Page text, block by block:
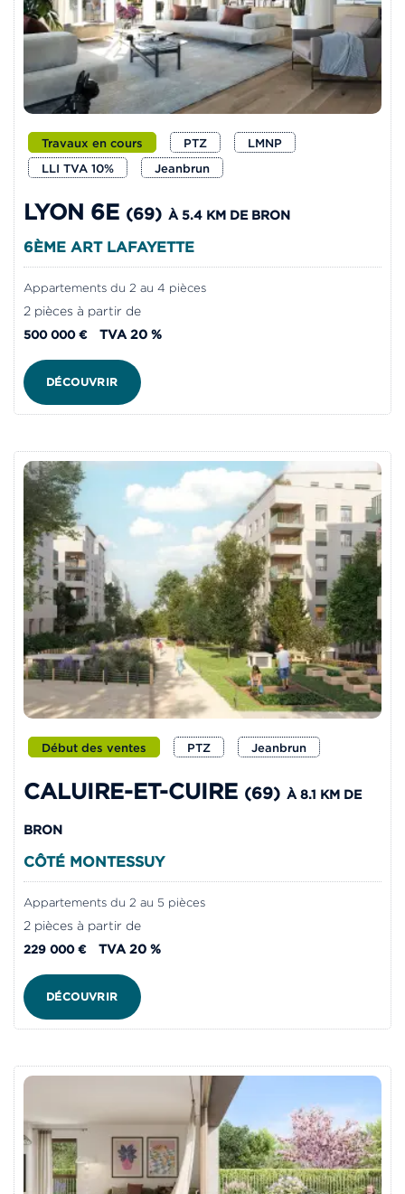
Travaux en cours PTZ
LMNP
LLI TVA 10%
Jeanbrun
LYON 6E (69) À 5.4 KM DE BRON
6ÈME ART LAFAYETTE
Appartements du 2 au 4 pièces
2 pièces à partir de
500 000 € TVA 20 %
DÉCOUVRIR
Début des ventes PTZ Jeanbrun
CALUIRE-ET-CUIRE (69) À 8.1 KM DE
BRON
CÔTÉ MONTESSUY
Appartements du 2 au 5 pièces
2 pièces à partir de
229 000 € TVA 20 %
DÉCOUVRIR